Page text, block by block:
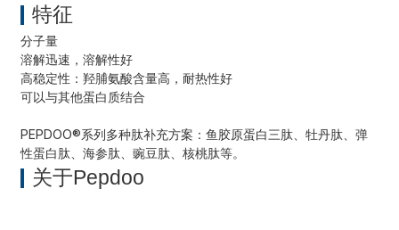
特征
分子量
溶解迅速，溶解性好
高稳定性：羟脯氨酸含量高，耐热性好
可以与其他蛋白质结合
PEPDOO®系列多种肽补充方案：鱼胶原蛋白三肽、牡丹肽、弹
性蛋白肽、海参肽、豌豆肽、核桃肽等。
关于Pepdoo